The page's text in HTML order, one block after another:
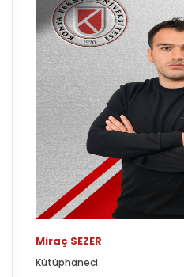
Miraç SEZER
Kütüphaneci